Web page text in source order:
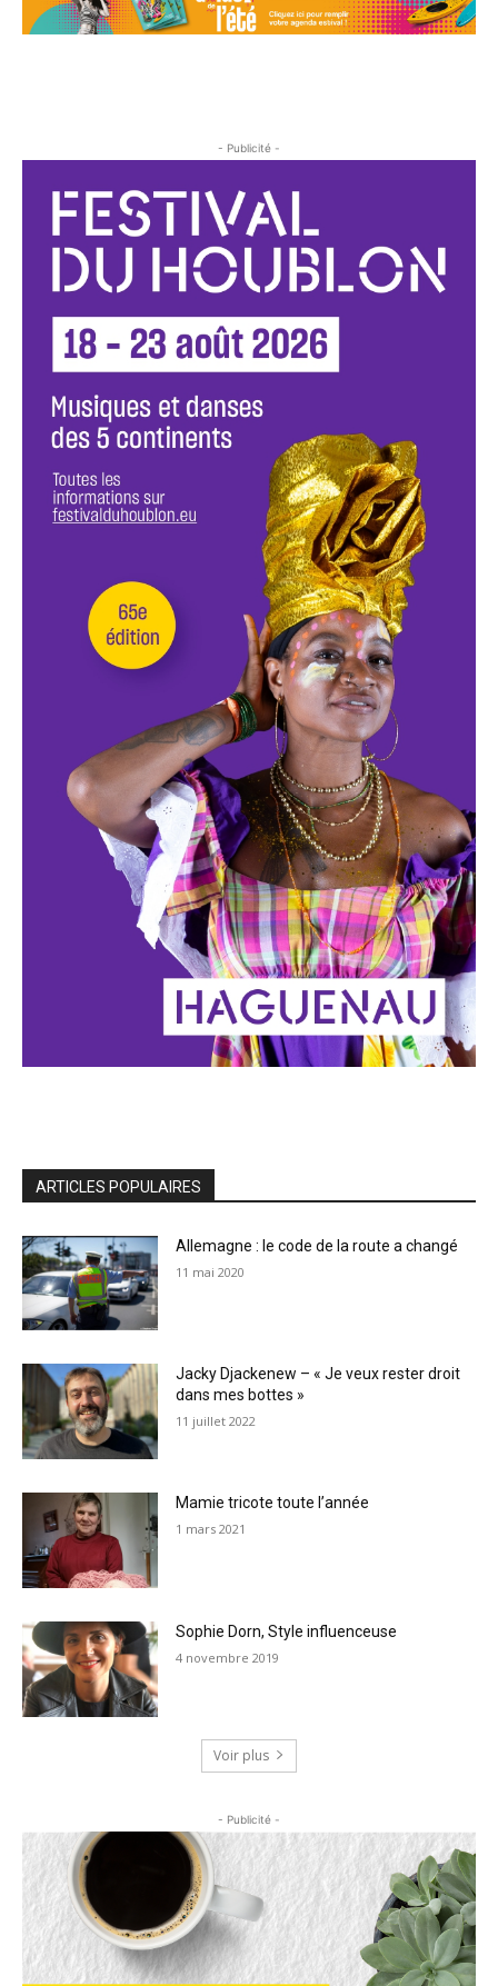
- Publicité -
ARTICLES POPULAIRES
Allemagne : le code de la route a changé
11 mai 2020
Jacky Djackenew – « Je veux rester droit
dans mes bottes »
11 juillet 2022
Mamie tricote toute l’année
1 mars 2021
Sophie Dorn, Style influenceuse
4 novembre 2019
Voir plus
- Publicité -